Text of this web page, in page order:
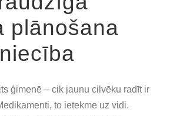
plānošana
ģimenē – cik jaunu cilvēku radīt ir
to ietekme uz vidi.